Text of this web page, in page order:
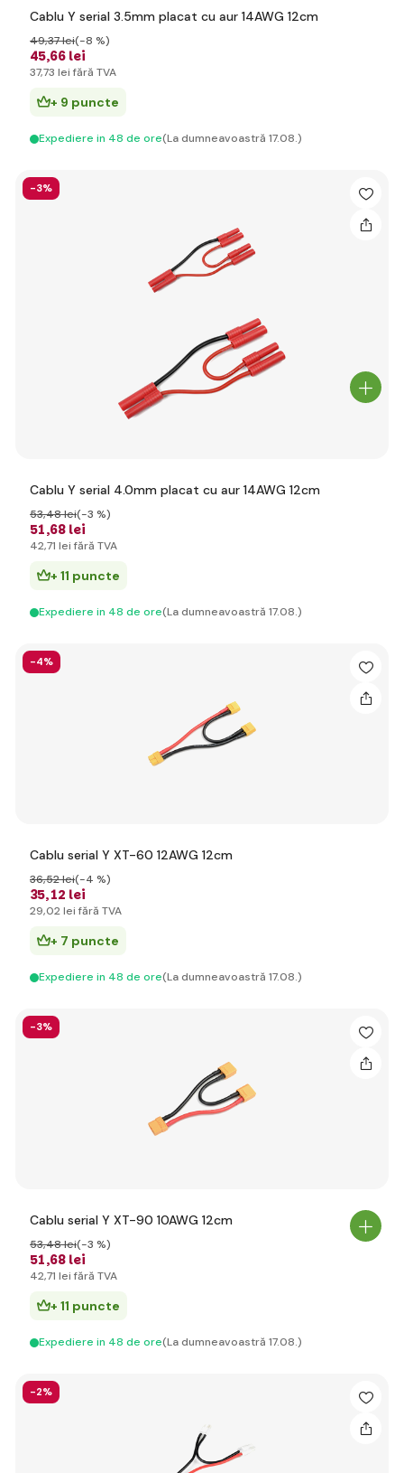
Cablu Y serial 3.5mm placat cu aur 14AWG 12cm
45,66 lei
49,37 lei(-8 %)
37,73 lei fără TVA
+ 9 puncte
Expediere in 48 de ore(La dumneavoastră 17.08.)
-3%
Cablu Y serial 4.0mm placat cu aur 14AWG 12cm
51,68 lei
53,48 lei(-3 %)
42,71 lei fără TVA
+ 11 puncte
Expediere in 48 de ore(La dumneavoastră 17.08.)
-4%
Cablu serial Y XT-60 12AWG 12cm
35,12 lei
36,52 lei(-4 %)
29,02 lei fără TVA
+ 7 puncte
Expediere in 48 de ore(La dumneavoastră 17.08.)
-3%
Cablu serial Y XT-90 10AWG 12cm
51,68 lei
53,48 lei(-3 %)
42,71 lei fără TVA
+ 11 puncte
Expediere in 48 de ore(La dumneavoastră 17.08.)
-2%